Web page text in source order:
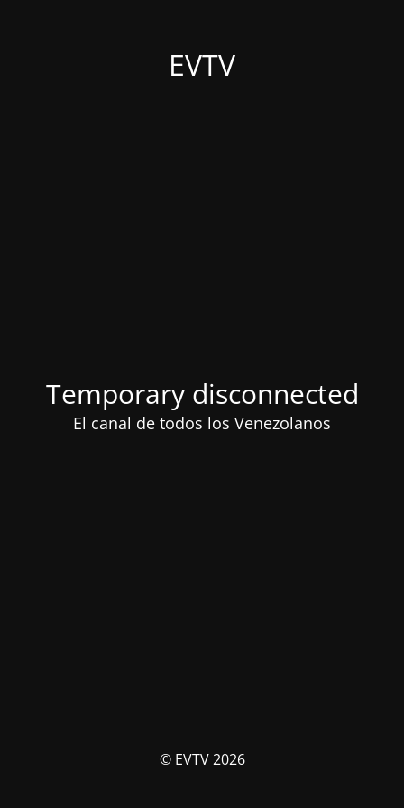
EVTV
Temporary disconnected
El canal de todos los Venezolanos
© EVTV 2026